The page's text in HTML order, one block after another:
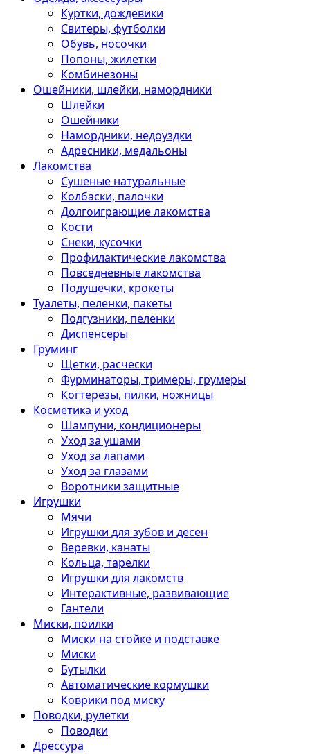
Куртки, дождевики
Свитеры, футболки
Обувь, носочки
Попоны, жилетки
Комбинезоны
Ошейники, шлейки, намордники
Шлейки
Ошейники
Намордники, недоуздки
Адресники, медальоны
Лакомства
Сушеные натуральные
Колбаски, палочки
Долгоиграющие лакомства
Кости
Снеки, кусочки
Профилактические лакомства
Повседневные лакомства
Подушечки, крокеты
Туалеты, пеленки, пакеты
Подгузники, пеленки
Диспенсеры
Груминг
Щетки, расчески
Фурминаторы, тримеры, грумеры
Когтерезы, пилки, ножницы
Косметика и уход
Шампуни, кондиционеры
Уход за ушами
Уход за лапами
Уход за глазами
Воротники защитные
Игрушки
Мячи
Игрушки для зубов и десен
Веревки, канаты
Кольца, тарелки
Игрушки для лакомств
Интерактивные, развивающие
Гантели
Миски, поилки
Миски на стойке и подставке
Миски
Бутылки
Автоматические кормушки
Коврики под миску
Поводки, рулетки
Поводки
Дрессура